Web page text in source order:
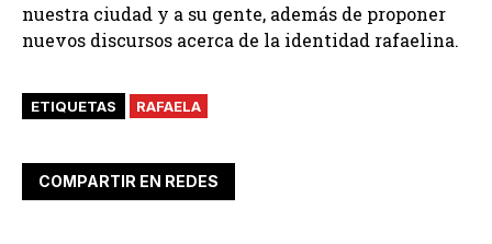
nuestra ciudad y a su gente, además de proponer
nuevos discursos acerca de la identidad rafaelina.
ETIQUETAS RAFAELA
COMPARTIR EN REDES